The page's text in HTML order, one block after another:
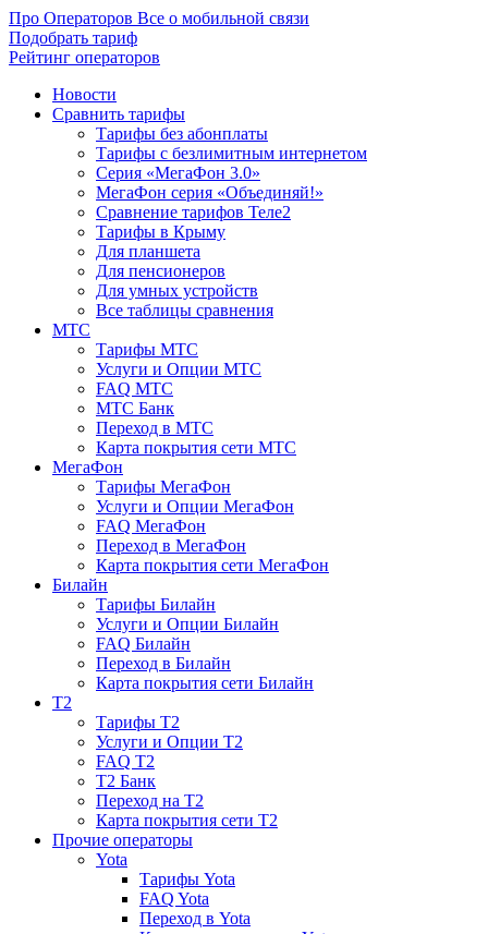
Про Операторов Все о мобильной связи
Подобрать тариф
Рейтинг операторов
Новости
Сравнить тарифы
Тарифы без абонплаты
Тарифы с безлимитным интернетом
Серия «МегаФон 3.0»
МегаФон серия «Объединяй!»
Сравнение тарифов Теле2
Тарифы в Крыму
Для планшета
Для пенсионеров
Для умных устройств
Все таблицы сравнения
МТС
Тарифы МТС
Услуги и Опции МТС
FAQ МТС
МТС Банк
Переход в МТС
Карта покрытия сети МТС
МегаФон
Тарифы МегаФон
Услуги и Опции МегаФон
FAQ МегаФон
Переход в МегаФон
Карта покрытия сети МегаФон
Билайн
Тарифы Билайн
Услуги и Опции Билайн
FAQ Билайн
Переход в Билайн
Карта покрытия сети Билайн
T2
Тарифы T2
Услуги и Опции T2
FAQ T2
T2 Банк
Переход на T2
Карта покрытия сети T2
Прочие операторы
Yota
Тарифы Yota
FAQ Yota
Переход в Yota